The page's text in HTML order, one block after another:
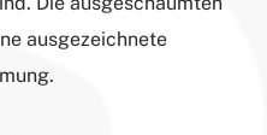
ausgezeichnete